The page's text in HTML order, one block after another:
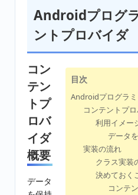
Androidプログ
ントプロバイダ
目次
Androidプログラ
コンテントプ
利用イメー
データ
実装の流れ
クラス実装
決めておく
コンテ
コン
テン
トプ
ロバ
イダ
概要
データ